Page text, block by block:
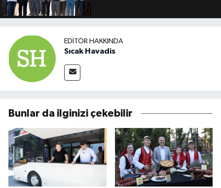
EDITÖR HAKKINDA
Sıcak Havadis
Bunlar da ilginizi çekebilir